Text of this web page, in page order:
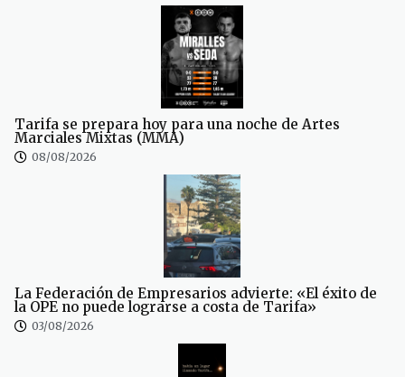
Tarifa se prepara hoy para una noche de Artes
Marciales Mixtas (MMA)
08/08/2026
La Federación de Empresarios advierte: «El éxito de
la OPE no puede lograrse a costa de Tarifa»
03/08/2026